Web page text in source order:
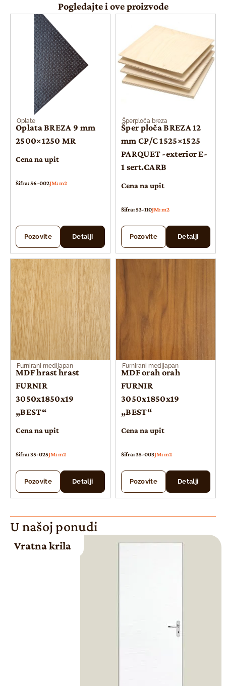
Pogledajte i ove proizvode
Oplate
Oplata BREZA 9 mm
2500×1250 MR
Cena na upit
Šifra: 56-002JM: m2
Pozovite Detalji
Šperploča breza
Šper ploča BREZA 12
mm CP/C 1525×1525
PARQUET -exterior E-
1 sert.CARB
Cena na upit
Šifra: 53-110JM: m2
Pozovite Detalji
Furnirani medijapan
MDF hrast hrast
FURNIR
3050x1850x19
„BEST“
Cena na upit
Šifra: 35-025JM: m2
Pozovite Detalji
Furnirani medijapan
MDF orah orah
FURNIR
3050x1850x19
„BEST“
Cena na upit
Šifra: 35-003JM: m2
Pozovite Detalji
U našoj ponudi
Vratna krila